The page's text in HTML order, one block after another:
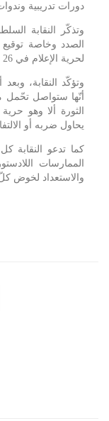
دورات تدريبية
وتذكّر النقابة
الصدد وخاصة
لحرية الإعلام في 26 أوت الماضي.
وتؤكّد النقابة،
أنّها ستواصل تحّمل
الثورة ألا وهو
يحاول ضربه أو
كما تدعو النقابة
الممارسات
والاستعداد لخوض